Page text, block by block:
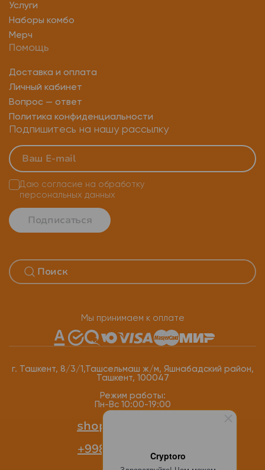
Cryptoro
Услуги
Наборы комбо
Мерч
Помощь
Доставка и оплата
Личный кабинет
Вопрос — ответ
Политика конфиденциальности
Подпишитесь на нашу рассылку
Подписаться
Даю согласие на обработку
персональных данных
Мы принимаем к оплате
г. Ташкент, 8/3/1,Ташсельмаш ж/м, Яшнабадский район,
Ташкент, 100047
Режим работы:
Пн-Вс 10:00-19:00
shop@cryptoro.uz
+998 77 118-12-34